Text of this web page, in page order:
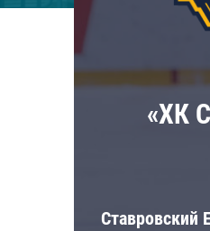
«ХК
Ставровский